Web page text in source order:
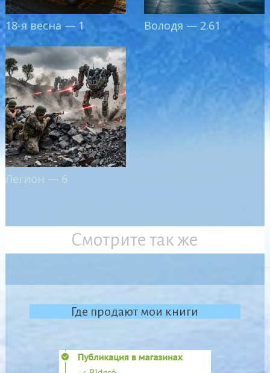
18-я весна — 1 Володя — 2.61
Легион — 6
Смотрите так же
Где продают мои книги